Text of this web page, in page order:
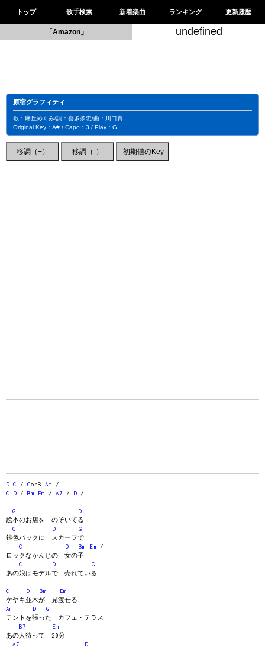
トップ 歌手検索 新着楽曲 ランキング 更新履歴
「Amazon」 undefined
原宿グラフィティ
歌：麻丘めぐみ/詞：喜多条忠/曲：川口真
Original Key：A# / Capo：3 / Play：G
D C / GonB Am /
C
D / Bm Em / A7 / D /
G
D
絵本のお店を のぞいてる
C
D
G
銀色バックに スカーフで
C
D Bm Em /
ロックなかんじの 女の子
C
D
G
あの娘はモデルで 売れている
C D Bm
Em
ケヤキ並木が 見渡せる
Am
D
G
テントを張った カフェ・テラス
B7
Em
あの人待って 20分
A7
D